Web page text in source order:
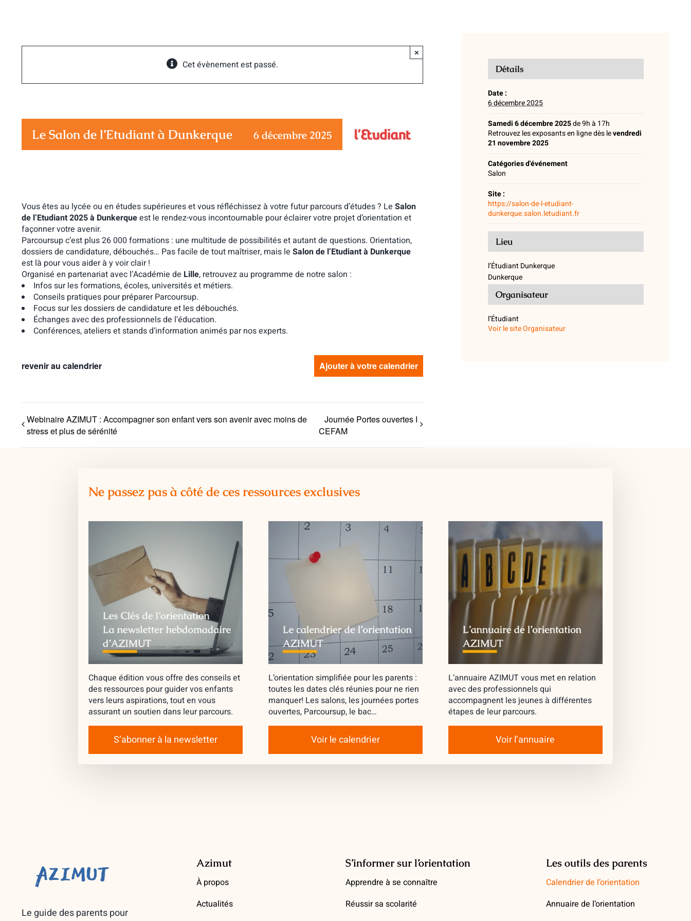
Cet évènement est passé.
×
Le Salon de l’Etudiant à Dunkerque 6 décembre 2025
Vous êtes au lycée ou en études supérieures et vous réfléchissez à votre futur parcours d’études ? Le Salon
de l’Etudiant 2025 à Dunkerqueest le rendez-vous incontournable pour éclairer votre projet d’orientation et
façonner votre avenir.
Parcoursup c’est plus 26 000 formations : une multitude de possibilités et autant de questions. Orientation,
dossiers de candidature, débouchés… Pas facile de tout maîtriser, mais le Salon de l’Etudiant à Dunkerque
est là pour vous aider à y voir clair !
Organisé en partenariat avec l’Académie de Lille, retrouvez au programme de notre salon :
Infos sur les formations, écoles, universités et métiers.
Conseils pratiques pour préparer Parcoursup.
Focus sur les dossiers de candidature et les débouchés.
Échanges avec des professionnels de l’éducation.
Conférences, ateliers et stands d’information animés par nos experts.
revenir au calendrier Ajouter à votre calendrier
Webinaire AZIMUT : Accompagner son enfant vers son avenir avec moins de
stress et plus de sérénité
Journée Portes ouvertes I
CEFAM
Détails
Date :
6 décembre 2025
Samedi 6 décembre 2025de 9h à 17h
Retrouvez les exposants en ligne dès levendredi
21 novembre 2025
Catégories d'événement
Salon
Site :
https://salon-de-l-etudiant-
dunkerque.salon.letudiant.fr
Lieu
l’Étudiant Dunkerque
Dunkerque
Organisateur
l’Étudiant
Voir le site Organisateur
Ne passez pas à côté de ces ressources exclusives
Chaque édition vous offre des conseils et
des ressources pour guider vos enfants
vers leurs aspirations, tout en vous
assurant un soutien dans leur parcours.
S’abonner à la newsletter
L’orientation simplifiée pour les parents :
toutes les dates clés réunies pour ne rien
manquer! Les salons, les journées portes
ouvertes, Parcoursup, le bac…
Voir le calendrier
L’annuaire AZIMUT vous met en relation
avec des professionnels qui
accompagnent les jeunes à différentes
étapes de leur parcours.
Voir l’annuaire
Le guide des parents pour
Azimut
À propos
Actualités
S’informer sur l’orientation
Apprendre à se connaître
Réussir sa scolarité
Les outils des parents
Calendrier de l’orientation
Annuaire de l’orientation